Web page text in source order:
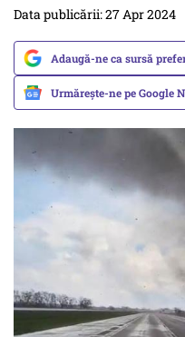
Data publicării: 27 Apr 2024
Adaugă-ne ca sursă
Urmărește-ne pe Google